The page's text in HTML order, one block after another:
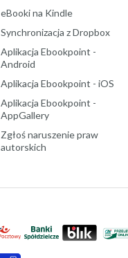
eBooki na Kindle
Synchronizacja z Dropbox
Aplikacja Ebookpoint -
Android
Aplikacja Ebookpoint - iOS
Aplikacja Ebookpoint -
AppGallery
Zgłoś naruszenie praw
autorskich